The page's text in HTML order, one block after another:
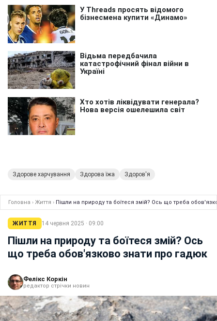
Здорове харчування Здорова їжа Здоров'я
Головна › Життя › Пішли на природу та боїтеся змій? Ось що треба
ЖИТТЯ 14 червня 2025 · 09:00
Пішли на природу та боїтеся змій? Ось
що треба обов'язково знати про гадюк
Фелікс Коркін
редактор стрічки новин